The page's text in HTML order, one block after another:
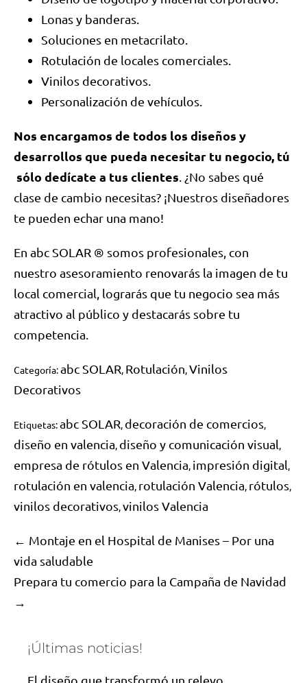
Lonas y banderas.
Soluciones en metacrilato.
Rotulación de locales comerciales.
Vinilos decorativos.
Personalización de vehículos.
Nos encargamos de todos los diseños y
desarrollos que pueda necesitar tu negocio, tú
sólo dedícate a tus clientes . ¿No sabes qué
clase de cambio necesitas? ¡Nuestros diseñadores
te pueden echar una mano!
En abc SOLAR ® somos profesionales, con
nuestro asesoramiento renovarás la imagen de tu
local comercial, lograrás que tu negocio sea más
atractivo al público y destacarás sobre tu
competencia.
Categoría:abc SOLAR, Rotulación,Vinilos
Decorativos
Etiquetas:abc SOLAR, decoración de comercios,
diseño en valencia, diseño y comunicación visual,
empresa de rótulos en Valencia, impresión digital,
rotulación en valencia, rotulación Valencia, rótulos,
vinilos decorativos,vinilos Valencia
← Montaje en el Hospital de Manises – Por una
vida saludable
Prepara tu comercio para la Campaña de Navidad
→
¡Últimas noticias!
El diseño que transformó un relevo